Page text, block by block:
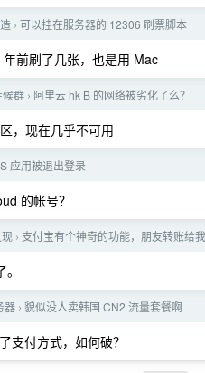
› 可以挂在服务器的 12306 刷票脚本
前刷了几张，也是用 Mac
候群 › 阿里云 hk B 的网络被劣化了么？
，现在几乎不可用
应用被退出登录
的帐号？
› 支付宝有个神奇的功能，朋友转账给
器 › 貌似没人卖韩国 CN2 流量套餐啊
支付方式，如何破？